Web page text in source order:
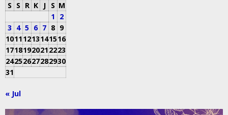
S S R K J S M
1 2
3 4 5 6 7 8 9
10111213141516
17181920212223
24252627282930
31
« Jul